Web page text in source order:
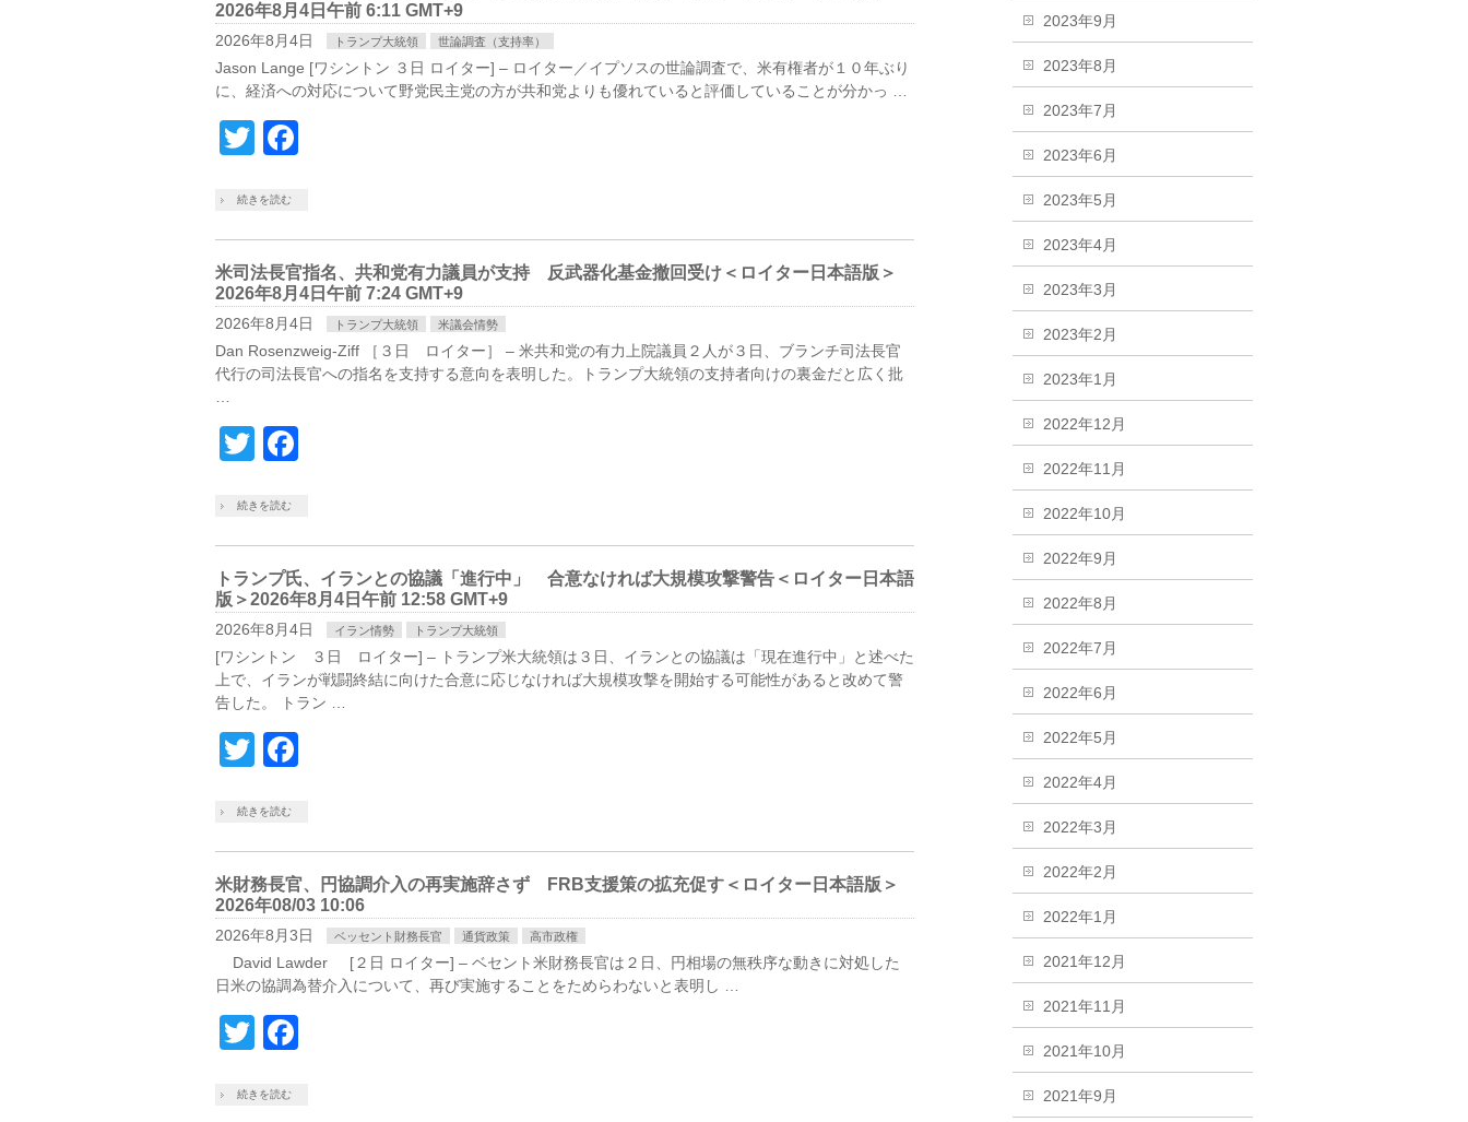
2026年8月4日午前 6:11 GMT+9
2026年8月4日 トランプ大統領 世論調査（支持率）
Jason Lange [ワシントン ３日 ロイター] – ロイター／イプソスの世論調査で、​米有権者が１０年ぶり
に、‌経済への対応について野党民主党の方が共和党よ​りも優れていると評価​していることが分かっ …
Twitter
続きを読む
米司法長官指名、共和党有力議員が支持 反武器化基金撤回受け＜ロイター日本語版＞
2026年8月4日午前 7:24 GMT+9
2026年8月4日 トランプ大統領 米議会情勢
Dan Rosenzweig-Ziff ［３日 ロイター］ – 米共和党の有力上院議員２人が３日、ブランチ司法長官
代行の司法長官への​指名を支持する意向を表明した。‌トランプ大統領の支持者向けの裏金だと広く批
Twitter
続きを読む
トランプ氏、イランとの協議「進行中」 合意なければ大規模攻撃警告＜ロイター日本語
版＞2026年8月4日午前 12:58 GMT+9
2026年8月4日 イラン情勢 トランプ大統領
[ワシントン ３日 ロイター] – トランプ米大統領は３日、イランとの協議は「現在進行中」と述べ​た
上で、イランが戦闘終結に向けた合意に応じなけれ‌ば大規模攻撃を開始する可能性があると改めて警
告した。 トラン …
Twitter
続きを読む
米財務長官、円協調介入の再実施辞さず FRB支援策の拡充促す＜ロイター日本語版＞
2026年08/03 10:06
2026年8月3日 ベッセント財務長官 通貨政策 高市政権
David Lawder [２日 ロイター] – ベセント米財務長官は２日、円相場の無秩序な動きに対処した
日米の協調為替介入について、再び実施することをためらわないと表明し …
Twitter
続きを読む
2023年9月
2023年8月
2023年7月
2023年6月
2023年5月
2023年4月
2023年3月
2023年2月
2023年1月
2022年12月
2022年11月
2022年10月
2022年9月
2022年8月
2022年7月
2022年6月
2022年5月
2022年4月
2022年3月
2022年2月
2022年1月
2021年12月
2021年11月
2021年10月
2021年9月